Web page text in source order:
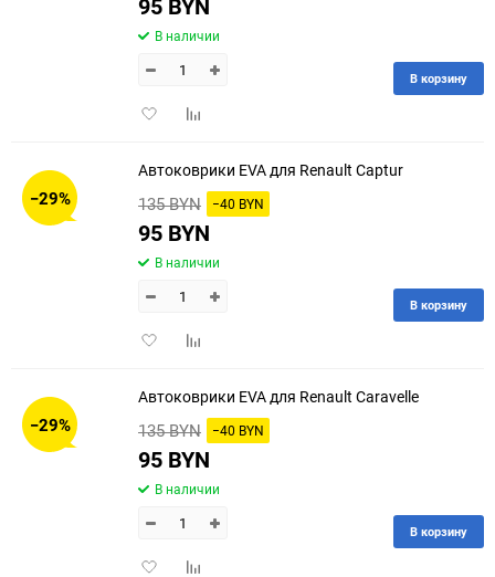
95 BYN
В наличии
ДобавитьДобавить
В корзину
−29%
Автоковрики EVA для Renault Captur
135 BYN −40 BYN
95 BYN
В наличии
ДобавитьДобавить
В корзину
−29%
Автоковрики EVA для Renault Caravelle
135 BYN −40 BYN
95 BYN
В наличии
ДобавитьДобавить
В корзину